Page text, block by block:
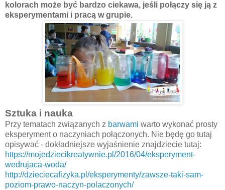
kolorach może być bardzo ciekawa, jeśli połączy się ją z
eksperymentami i pracą w grupie.
Sztuka i nauka
Przy tematach związanych z barwami warto wykonać prosty
eksperyment o naczyniach połączonych. Nie będę go tutaj
opisywać - dokładniejsze wyjaśnienie znajdziecie tutaj:
https://mojedziecikreatywnie.pl/2016/04/eksperyment-
wedrujaca-woda/
http://dzieciecafizyka.pl/eksperymenty/zawsze-taki-sam-
poziom-prawo-naczyn-polaczonych/